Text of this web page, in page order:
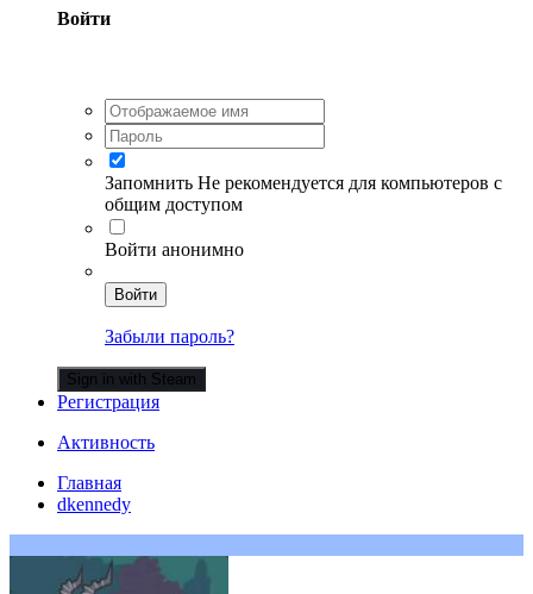
Войти
Запомнить Не рекомендуется для компьютеров с
общим доступом
Войти анонимно
Войти
Забыли пароль?
Sign in with Steam
Регистрация
Активность
Главная
dkennedy